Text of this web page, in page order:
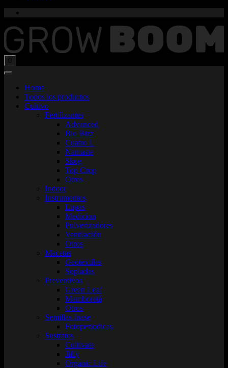
0
Home
Todos los productos
Cultivo
Fertilizantes
Advanced
Bio Bizz
Cuatro L
Namaste
Skog
Top Crop
Otros
Indoor
Instrumentos
Lupas
Medicion
Pulverizadores
Ventilación
Otros
Macetas
Geotextiles
Sopladas
Preventivos
Green Leaf
Mamboretá
Otros
Semillas Inase
Fotoperiodicas
Sustratos
Cultivate
Jiffy
Organic Life